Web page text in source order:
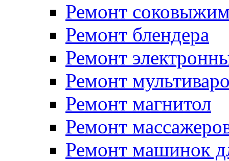
Ремонт
Ремонт блендера
Ремонт
Ремонт
Ремонт магнитол
Ремонт
Ремонт машинок